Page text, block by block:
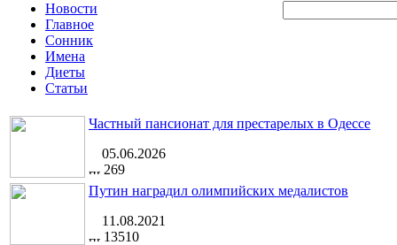
Новости
Главное
Сонник
Имена
Диеты
Статьи
Частный пансионат для престарелых в Одессе
05.06.2026
269
Путин наградил олимпийских медалистов
11.08.2021
13510